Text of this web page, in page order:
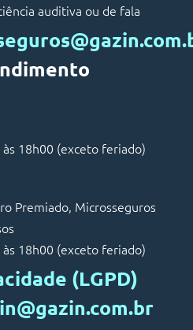
auditiva ou de fala
às 18h00 (exceto feriado)
Premiado, Microsseguros
às 18h00 (exceto feriado)
(LGPD)